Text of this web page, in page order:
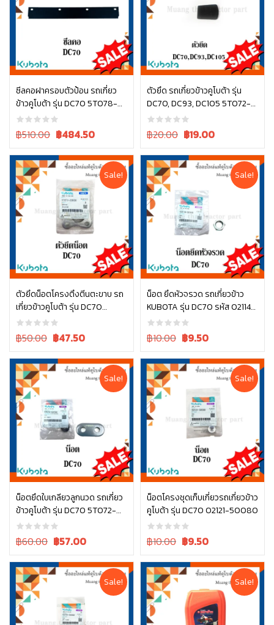
ซีลคอฝาครอบตัวป้อน รถเกี่ยว
ข้าวคูโบต้า รุ่น DC70 5T078-
45212
Original
was:
฿510.00.
฿510.00 Current
is:
฿510.00.
฿484.50
หยิบใส่ตะกร้า
ตัวยึด รถเกี่ยวข้าวคูโบต้า รุ่น
DC70, DC93, DC105 5T072-
31280
Original
was:
฿20.00.
฿20.00 Current
is:
฿20.00.
฿19.00
หยิบใส่ตะกร้า
Sale!
ตัวยึดน็อตโครงตึงตีนตะขาบ รถ
เกี่ยวข้าวคูโบต้า รุ่น DC70
5T072-23930
Original
was:
฿50.00.
฿50.00 Current
is:
฿50.00.
฿47.50
หยิบใส่ตะกร้า
Sale!
น็อต ยึดหัวจรวด รถเกี่ยวข้าว
KUBOTA รุ่น DC70 รหัส 02114-
50100
Original
was:
฿10.00.
฿10.00 Current
is:
฿10.00.
฿9.50
หยิบใส่ตะกร้า
Sale!
น็อตยึดใบเกลียวลูกนวด รถเกี่ยว
ข้าวคูโบต้า รุ่น DC70 5T072-
63150
Original
was:
฿60.00.
฿60.00 Current
is:
฿60.00.
฿57.00
หยิบใส่ตะกร้า
Sale!
น็อตโครงชุดเก็บเกี่ยวรถเกี่ยวข้าว
คูโบต้า รุ่น DC70 02121-50080
Original
was:
฿10.00.
฿10.00 Current
is:
฿10.00.
฿9.50
หยิบใส่ตะกร้า
Sale! Sale!